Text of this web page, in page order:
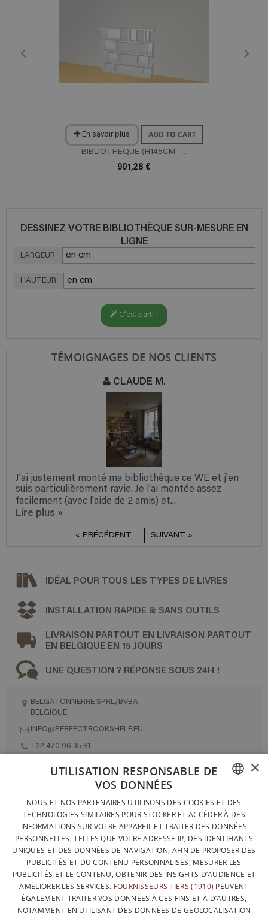
En savoir plus ADD TO CART
BIBLIOTHÈQUE (H145CM -...
901,28 €
DESSINEZ VOTRE BIBLIOTHÈQUE SUR-MESURE EN
LIGNE
LARGEUR
HAUTEUR
C'est parti !
TÉMOIGNAGES DE NOS CLIENTS
CLAUDE M.
J'ai justement monté ma bibliothèque ce WE et j'en
suis particulièrement ravie. Je l'ai montée assez
facilement (avec l'aide de 2 amis) et...
Lire plus »
« PRÉCÉDENT SUIVANT »
IDÉAL POUR TOUS LES TYPES DE LIVRES
INSTALLATION RAPIDE & SANS OUTILS
LIVRAISON PARTOUT EN LIVRAISON PARTOUT
EN BELGIQUE EN 15 JOURS
UNE QUESTION ? RÉPONSE SOUS 24H !
BELGATONNERRE SPRL/BVBA
BELGIQUE
INFO@PERFECTBOOKSHELF.EU
+32 470 96 35 81
CONTACTEZ-NOUS
PROTECTION DES DONNÉES
CONDITIONS GÉNÉRALES DE VENTE
SITEMAP
FRENCH
DUTCH
ENGLISH
×
UTILISATION RESPONSABLE DE
VOS DONNÉES
NOUS ET NOS PARTENAIRES UTILISONS DES COOKIES ET DES
TECHNOLOGIES SIMILAIRES POUR STOCKER ET ACCÉDER À DES
INFORMATIONS SUR VOTRE APPAREIL ET TRAITER DES DONNÉES
PERSONNELLES, TELLES QUE VOTRE ADRESSE IP, DES IDENTIFIANTS
UNIQUES ET DES DONNÉES DE NAVIGATION, AFIN DE PROPOSER DES
PUBLICITÉS ET DU CONTENU PERSONNALISÉS, MESURER LES
PUBLICITÉS ET LE CONTENU, OBTENIR DES INSIGHTS D’AUDIENCE ET
AMÉLIORER LES SERVICES. FOURNISSEURS TIERS (1910) PEUVENT
ÉGALEMENT TRAITER VOS DONNÉES À CES FINS ET À D’AUTRES,
NOTAMMENT EN UTILISANT DES DONNÉES DE GÉOLOCALISATION